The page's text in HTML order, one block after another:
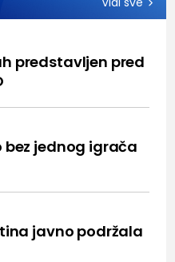
predstavljen pred
bez jednog igrača
javno podržala